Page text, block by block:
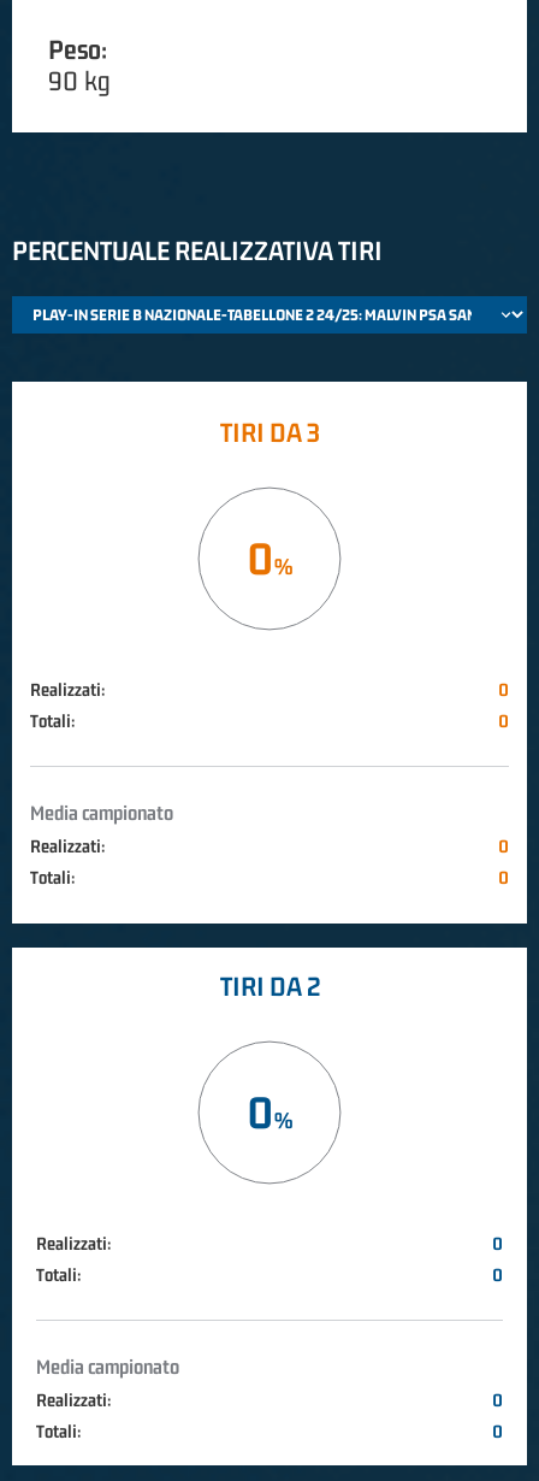
Peso:
90 kg
PERCENTUALE REALIZZATIVA TIRI
TIRI DA 3
0
Realizzati:
0
Totali:
0
Media campionato
Realizzati:
0
Totali:
0
TIRI DA 2
0
Realizzati:
0
Totali:
0
Media campionato
Realizzati:
0
Totali:
0